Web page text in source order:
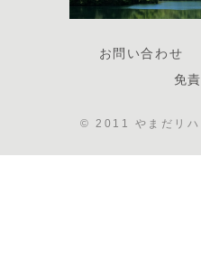
お問い合わせ
免
© 2011 やまだリハ